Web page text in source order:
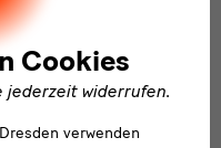
Cookies
jederzeit widerrufen.
verwenden